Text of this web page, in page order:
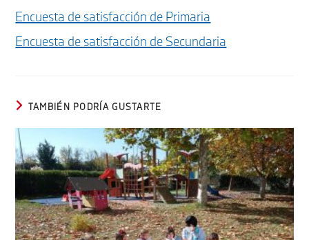
Encuesta de satisfacción de Primaria
Encuesta de satisfacción de Secundaria
TAMBIÉN PODRÍA GUSTARTE